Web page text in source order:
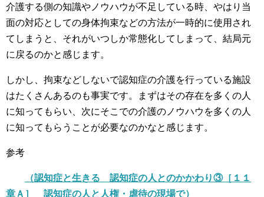
介護する側の知識やノウハウが不足している時、やはり当
面の対応としての身体拘束などの方法が一時的に使用され
てしまうと、それがいつしか常態化してしまって、結局元
に戻るのかと感じます。
しかし、拘束などしないで認知症の介護を行っている施設
はたくさんあるのも事実です。まずはその存在を多くの人
に知ってもらい、次にそこでの介護のノウハウを多くの人
に知ってもらうことが必要なのかなと感じます。
参考
（認知症と生きる 認知症の人とのかかわり③［１１
章Ａ］ 認知症の人と人権・虐待の現場で）